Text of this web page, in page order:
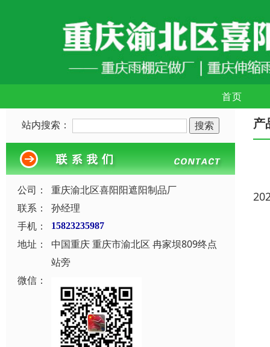
首页
站内搜索：
公司：
重庆渝北区喜阳阳遮阳制品厂
联系：
孙经理
手机：
15823235987
地址：
中国重庆 重庆市渝北区 冉家坝809终点
站旁
微信：
产